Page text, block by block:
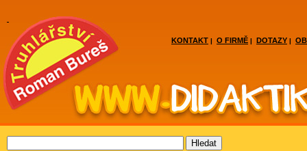
KONTAKT | O FIRMĚ | DOTAZY |